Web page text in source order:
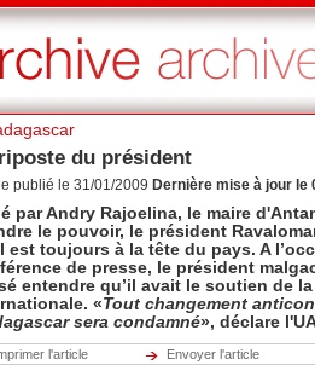
du président
publié le 31/01/2009 Dernière mise à jour le
par Andry Rajoelina, le maire
le pouvoir, le président
est toujours à la tête du pays. A
de presse, le président
entendre qu’il avait le soutien de
«Tout changement
sera condamné», déclare
l'article Envoyer l'article